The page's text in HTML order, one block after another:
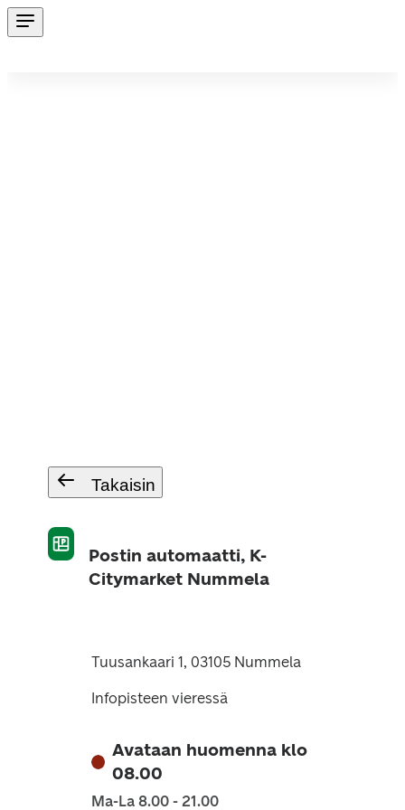
Takaisin
Postin automaatti, K-
Citymarket Nummela
Tuusankaari 1, 03105 Nummela
Infopisteen vieressä
Avataan huomenna klo
08.00
Ma-La 8.00 - 21.00